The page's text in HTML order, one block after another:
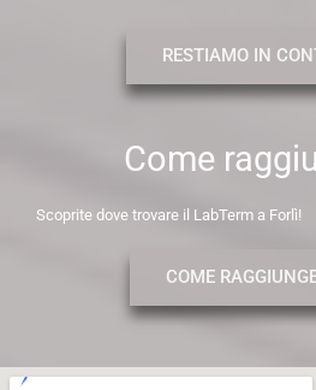
RESTIAMO IN
Come
Scoprite dove trovare il LabTerm a Forlì!
COME